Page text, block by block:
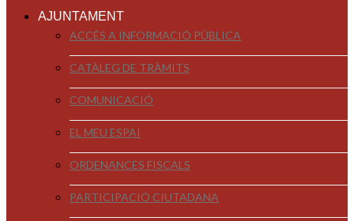
AJUNTAMENT
ACCÉS A INFORMACIÓ PÚBLICA
CATÀLEG DE TRÀMITS
COMUNICACIÓ
EL MEU ESPAI
ORDENANCES FISCALS
PARTICIPACIÓ CIUTADANA